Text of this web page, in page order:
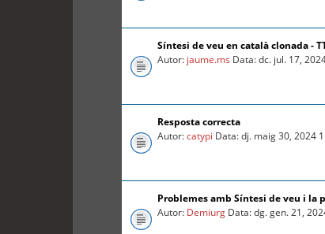
Síntesi de veu en català clonada -
Autor: jaume.ms Data: dc. jul. 17,
Resposta correcta
Autor:catypi Data: dj. maig 30, 2024
Problemes amb Síntesi de veu i la
Autor: Demiurg Data: dg. gen. 21,